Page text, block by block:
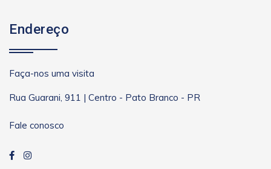
Endereço
Faça-nos uma visita
Rua Guarani, 911 | Centro - Pato Branco - PR
Fale conosco